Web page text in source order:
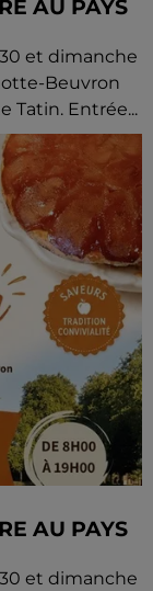
AU PAYS
et dimanche
Beuvron
Tatin. Entrée...
AU PAYS
et dimanche